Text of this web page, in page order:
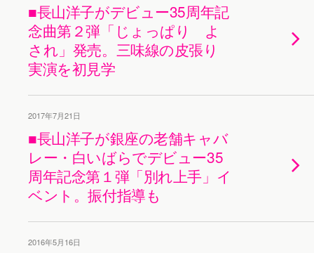
■長山洋子がデビュー35周年記
念曲第２弾「じょっぱり よ
され」発売。三味線の皮張り
実演を初見学
2017年7月21日
■長山洋子が銀座の老舗キャバ
レー・白いばらでデビュー35
周年記念第１弾「別れ上手」イ
ベント。振付指導も
2016年5月16日